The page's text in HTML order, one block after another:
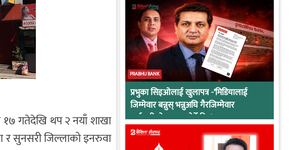
१७ गतेदेखि थप २ नयाँ शाखा
र सुनसरी जिल्लाको इनरुवा
PRABHU BANK
प्रभुका सिइओलाई खुलापत्र -‘मिडियालाई
जिम्मेवार बन्नुस् भन्नुअघि गैरजिम्मेवार
कर्मचारीको व्यवहार हेर्ने कि !